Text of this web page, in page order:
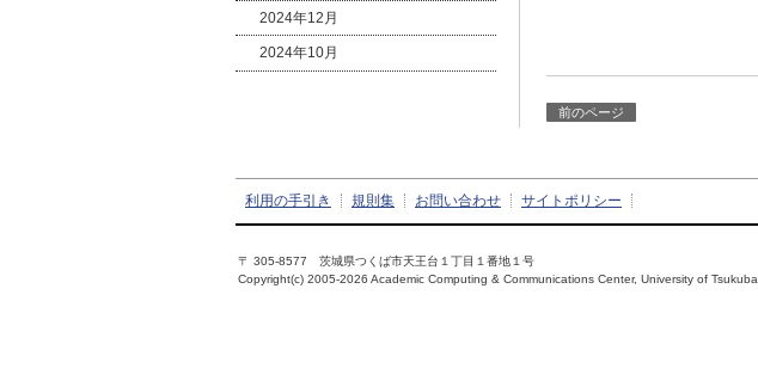
前のページ
2024年12月
2024年10月
利用の手引き 規則集 お問い合わせ サイトポリシー
〒 305-8577 茨城県つくば市天王台１丁目１番地１号
Copyright(c) 2005-2026 Academic Computing & Communications Center, University of Tsukuba